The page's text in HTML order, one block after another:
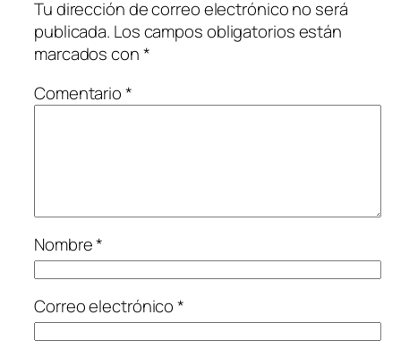
Tu dirección de correo electrónico no será
publicada. Los campos obligatorios están
marcados con*
Comentario*
Nombre*
Correo electrónico*